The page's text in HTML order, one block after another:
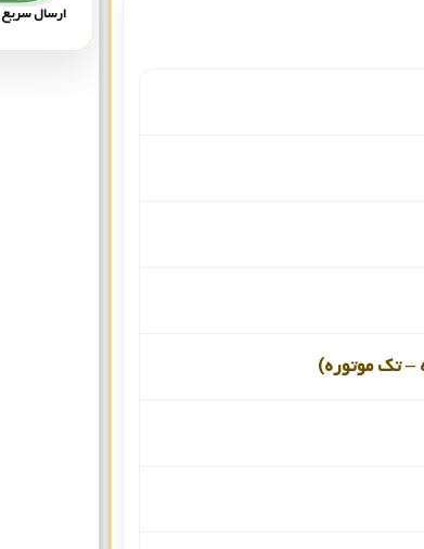
– تک موتوره)
ارسال سریع